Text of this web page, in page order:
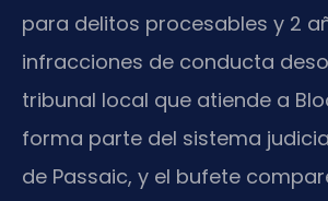
para delitos procesables y 2
infracciones de conducta
tribunal local que atiende a
forma parte del sistema
de Passaic, y el bufete